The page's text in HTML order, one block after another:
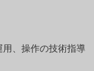
、操作の技術指導